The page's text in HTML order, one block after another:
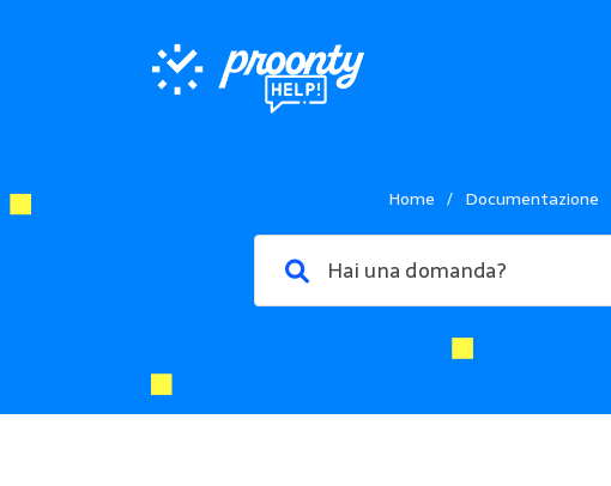
Home / Documentazione